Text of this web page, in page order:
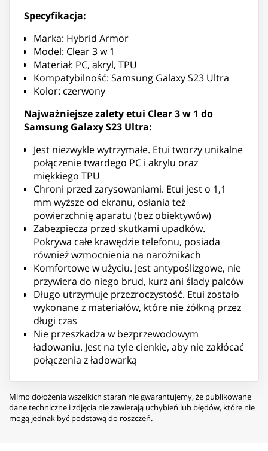
Specyfikacja:
Marka: Hybrid Armor
Model: Clear 3 w 1
Materiał: PC, akryl, TPU
Kompatybilność: Samsung Galaxy S23 Ultra
Kolor: czerwony
Najważniejsze zalety etui Clear 3 w 1 do
Samsung Galaxy S23 Ultra:
Jest niezwykle wytrzymałe. Etui tworzy unikalne
połączenie twardego PC i akrylu oraz
miękkiego TPU
Chroni przed zarysowaniami. Etui jest o 1,1
mm wyższe od ekranu, osłania też
powierzchnię aparatu (bez obiektywów)
Zabezpiecza przed skutkami upadków.
Pokrywa całe krawędzie telefonu, posiada
również wzmocnienia na narożnikach
Komfortowe w użyciu. Jest antypoślizgowe, nie
przywiera do niego brud, kurz ani ślady palców
Długo utrzymuje przezroczystość. Etui zostało
wykonane z materiałów, które nie żółkną przez
długi czas
Nie przeszkadza w bezprzewodowym
ładowaniu. Jest na tyle cienkie, aby nie zakłócać
połączenia z ładowarką
Mimo dołożenia wszelkich starań nie gwarantujemy, że publikowane
dane techniczne i zdjęcia nie zawierają uchybień lub błędów, które nie
mogą jednak być podstawą do roszczeń.